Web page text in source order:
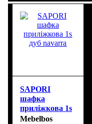
SAPORI
шафка
приліжкова 1s
дуб navarra
Mebelbos